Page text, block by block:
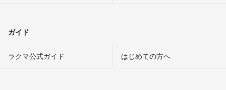
ガイド
ラクマ公式ガイド はじめての方へ